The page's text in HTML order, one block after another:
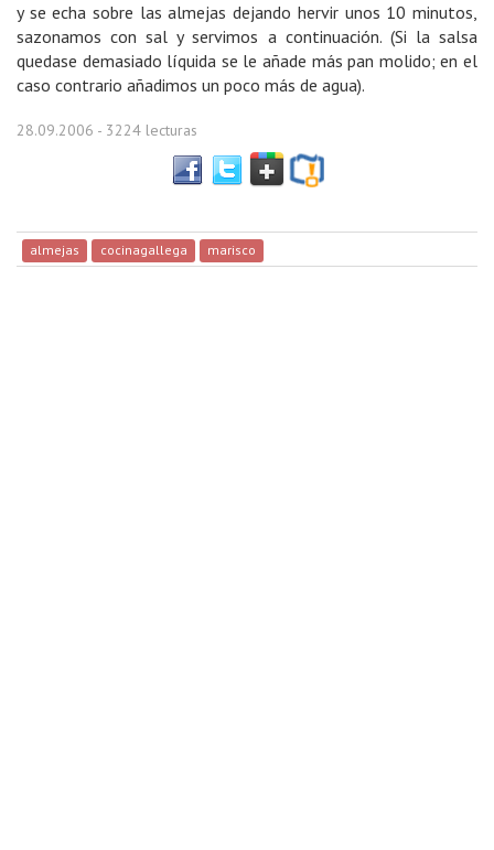
y se echa sobre las almejas dejando hervir unos 10 minutos,
sazonamos con sal y servimos a continuación. (Si la salsa
quedase demasiado líquida se le añade más pan molido; en el
caso contrario añadimos un poco más de agua).
28.09.2006 - 3224 lecturas
almejas cocinagallega marisco